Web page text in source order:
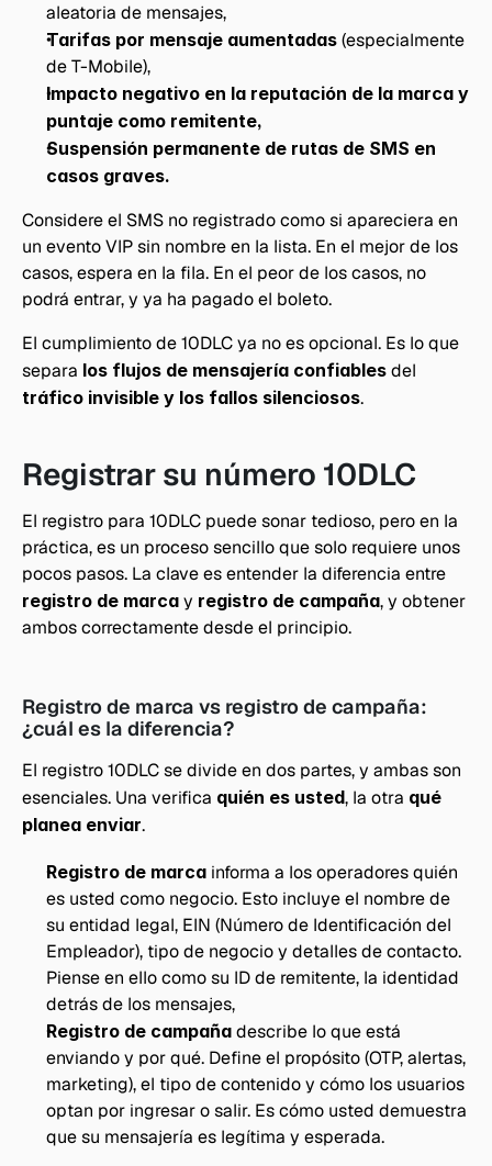
aleatoria de mensajes,
Tarifas por mensaje aumentadas (especialmente
de T-Mobile),
Impacto negativo en la reputación de la marca y
puntaje como remitente,
Suspensión permanente de rutas de SMS en
casos graves.
Considere el SMS no registrado como si apareciera en
un evento VIP sin nombre en la lista. En el mejor de los
casos, espera en la fila. En el peor de los casos, no
podrá entrar, y ya ha pagado el boleto.
El cumplimiento de 10DLC ya no es opcional. Es lo que
separa los flujos de mensajería confiables
tráfico invisible y los fallos silenciosos.
Registrar su número 10DLC
El registro para 10DLC puede sonar tedioso, pero en la
práctica, es un proceso sencillo que solo requiere unos
registro de marca y registro de campaña, y obtener
ambos correctamente desde el principio.
Registro de marca vs registro de campaña:
¿cuál es la diferencia?
El registro 10DLC se divide en dos partes, y ambas son
esenciales. Una verifica quién es usted, la otra qué
planea enviar.
Registro de marca informa a los operadores quién
es usted como negocio. Esto incluye el nombre de
su entidad legal, EIN (Número de Identificación del
Empleador), tipo de negocio y detalles de contacto.
Piense en ello como su ID de remitente, la identidad
detrás de los mensajes,
Registro de campaña describe lo que está
enviando y por qué. Define el propósito (OTP, alertas,
marketing), el tipo de contenido y cómo los usuarios
optan por ingresar o salir. Es cómo usted demuestra
que su mensajería es legítima y esperada.